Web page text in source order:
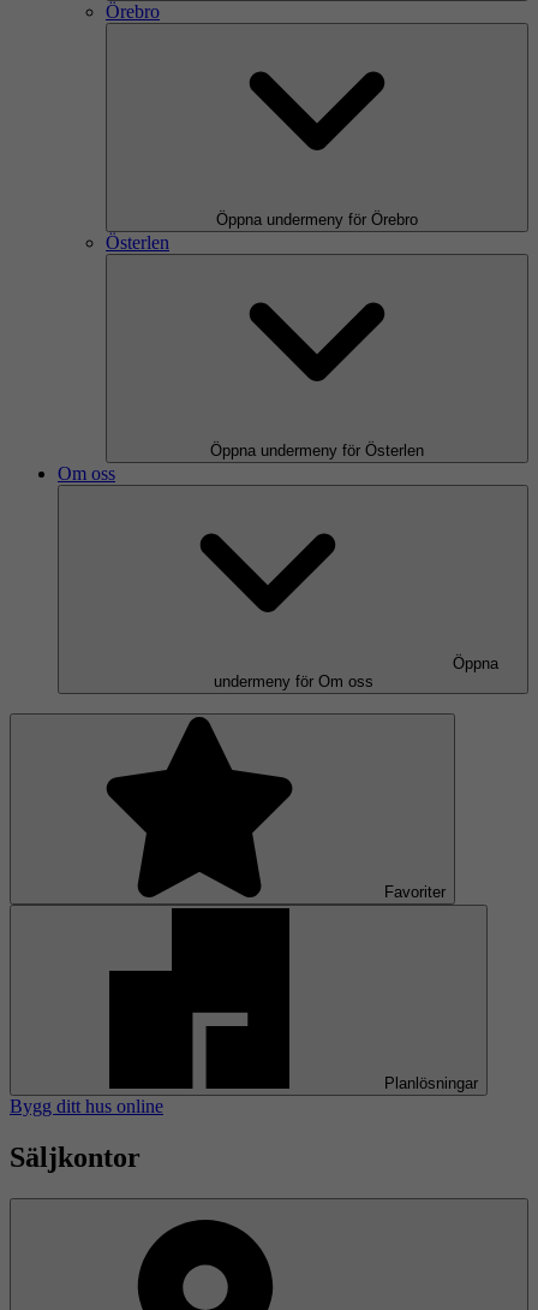
Örebro
Öppna undermeny för Örebro
Österlen
Öppna undermeny för Österlen
Om oss
Öppna
undermeny för Om oss
Favoriter
Planlösningar
Bygg ditt hus online
Säljkontor